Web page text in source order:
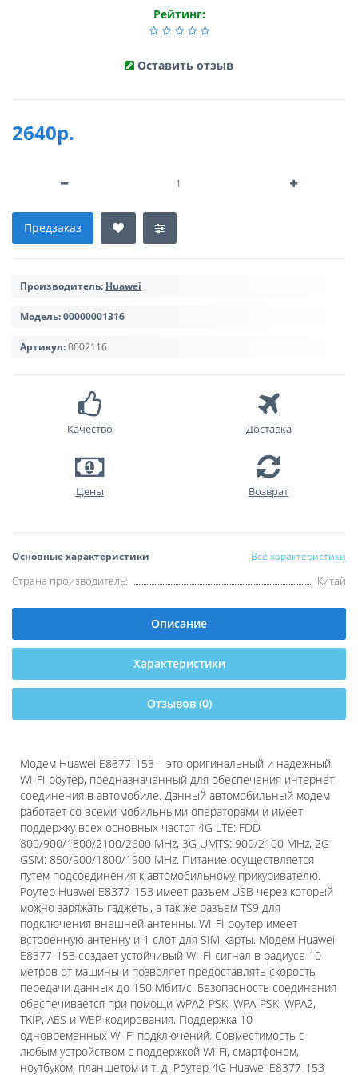
Рейтинг:
Оставить отзыв
2640р.
Предзаказ
Производитель: Huawei
Модель:00000001316
Артикул:0002116
Качество Доставка
Цены Возврат
Основные характеристики Все характеристики
Страна производитель: Китай
Описание
Характеристики
Отзывов (0)
Модем Huawei E8377-153 – это оригинальный и надежный
WI-FI роутер, предназначенный для обеспечения интернет-
соединения в автомобиле. Данный автомобильный модем
работает со всеми мобильными операторами и имеет
поддержку всех основных частот 4G LTE: FDD
800/900/1800/2100/2600 MHz, 3G UMTS: 900/2100 MHz, 2G
GSM: 850/900/1800/1900 MHz. Питание осуществляется
путем подсоединения к автомобильному прикуривателю.
Роутер Huawei E8377-153 имеет разъем USB через который
можно заряжать гаджеты, а так же разъем TS9 для
подключения внешней антенны. WI-FI роутер имеет
встроенную антенну и 1 слот для SIM-карты. Модем Huawei
E8377-153 создает устойчивый WI-FI сигнал в радиусе 10
метров от машины и позволяет предоставлять скорость
передачи данных до 150 Мбит/с. Безопасность соединения
обеспечивается при помощи WPA2-PSK, WPA-PSK, WPA2,
TKIP, AES и WEP-кодирования. Поддержка 10
одновременных Wi-Fi подключений. Совместимость с
любым устройством с поддержкой Wi-Fi, смартфоном,
ноутбуком, планшетом и т. д. Роутер 4G Huawei E8377-153